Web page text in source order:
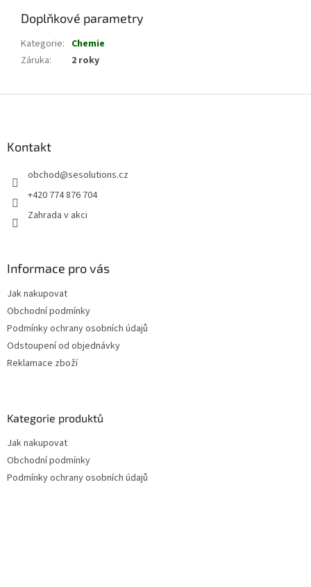
Doplňkové parametry
Kategorie: Chemie
Záruka: 2 roky
Kontakt
obchod@sesolutions.cz
+420 774 876 704
Zahrada v akci
Informace pro vás
Jak nakupovat
Obchodní podmínky
Podmínky ochrany osobních údajů
Odstoupení od objednávky
Reklamace zboží
Kategorie produktů
Jak nakupovat
Obchodní podmínky
Podmínky ochrany osobních údajů